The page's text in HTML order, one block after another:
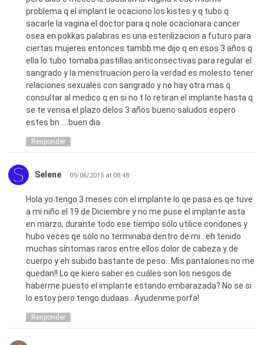
problema q el implant le ocaciono los kistes y q tubo q
sacarle la vagina el doctor para q nole ocacionara cancer
osea en pokkas palabras es una esterilizacion a futuro para
ciertas mujeres entonces tambb me dijo q en esos 3 años q
ella lo tubo tomaba pastillas anticonsectivas para regular el
sangrado y la menstruacion pero la verdad es molesto tener
relaciones sexuales con sangrado y no hay otra mas q
consultar al medico q en si no t lo retiran el implante hasta q
se te vensa el plazo delos 3 años bueno saludos espero
estes bn ….buen dia
Responder
Selene 09/06/2015 at 08:48
Hola yo tengo 3 meses con el implante lo qe pasa es qe tuve
a mi niño el 19 de Diciembre y no me puse el implante asta
en marzo, durante todo ese tiempo sólo utilice condones y
hubo veces qe sólo no terminaba dentro de mi.. eh tenido
muchas síntomas raros entre ellos dolor de cabeza y de
cuerpo y eh subido bastante de peso.. Mis pantalones no me
quedan!! Lo qe kiero saber es cuáles son los riesgos de
haberme puesto el implante estando embarazada? No se si
lo estoy pero tengo dudaas.. Ayudenme porfa!
Responder